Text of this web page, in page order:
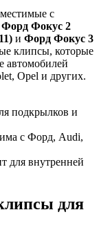
с
Форд Фокус 2
и Форд Фокус 3
клипсы, которые
автомобилей
Opel и других.
подкрылков и
с Форд, Audi,
для внутренней
для